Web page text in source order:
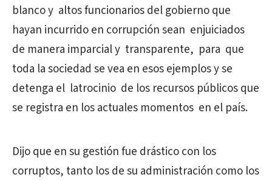
blanco y altos funcionarios del gobierno que
hayan incurrido en corrupción sean enjuiciados
de manera imparcial y transparente, para que
toda la sociedad se vea en esos ejemplos y se
detenga el latrocinio de los recursos públicos que
se registra en los actuales momentos en el país.
Dijo que en su gestión fue drástico con los
corruptos, tanto los de su administración como los